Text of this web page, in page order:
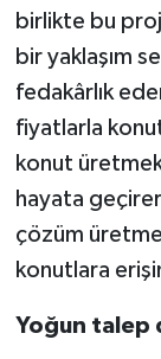
birlikte bu
bir yaklaşım
fedakârlık
fiyatlarla
konut
hayata
çözüm
konutlara
Yoğun talep